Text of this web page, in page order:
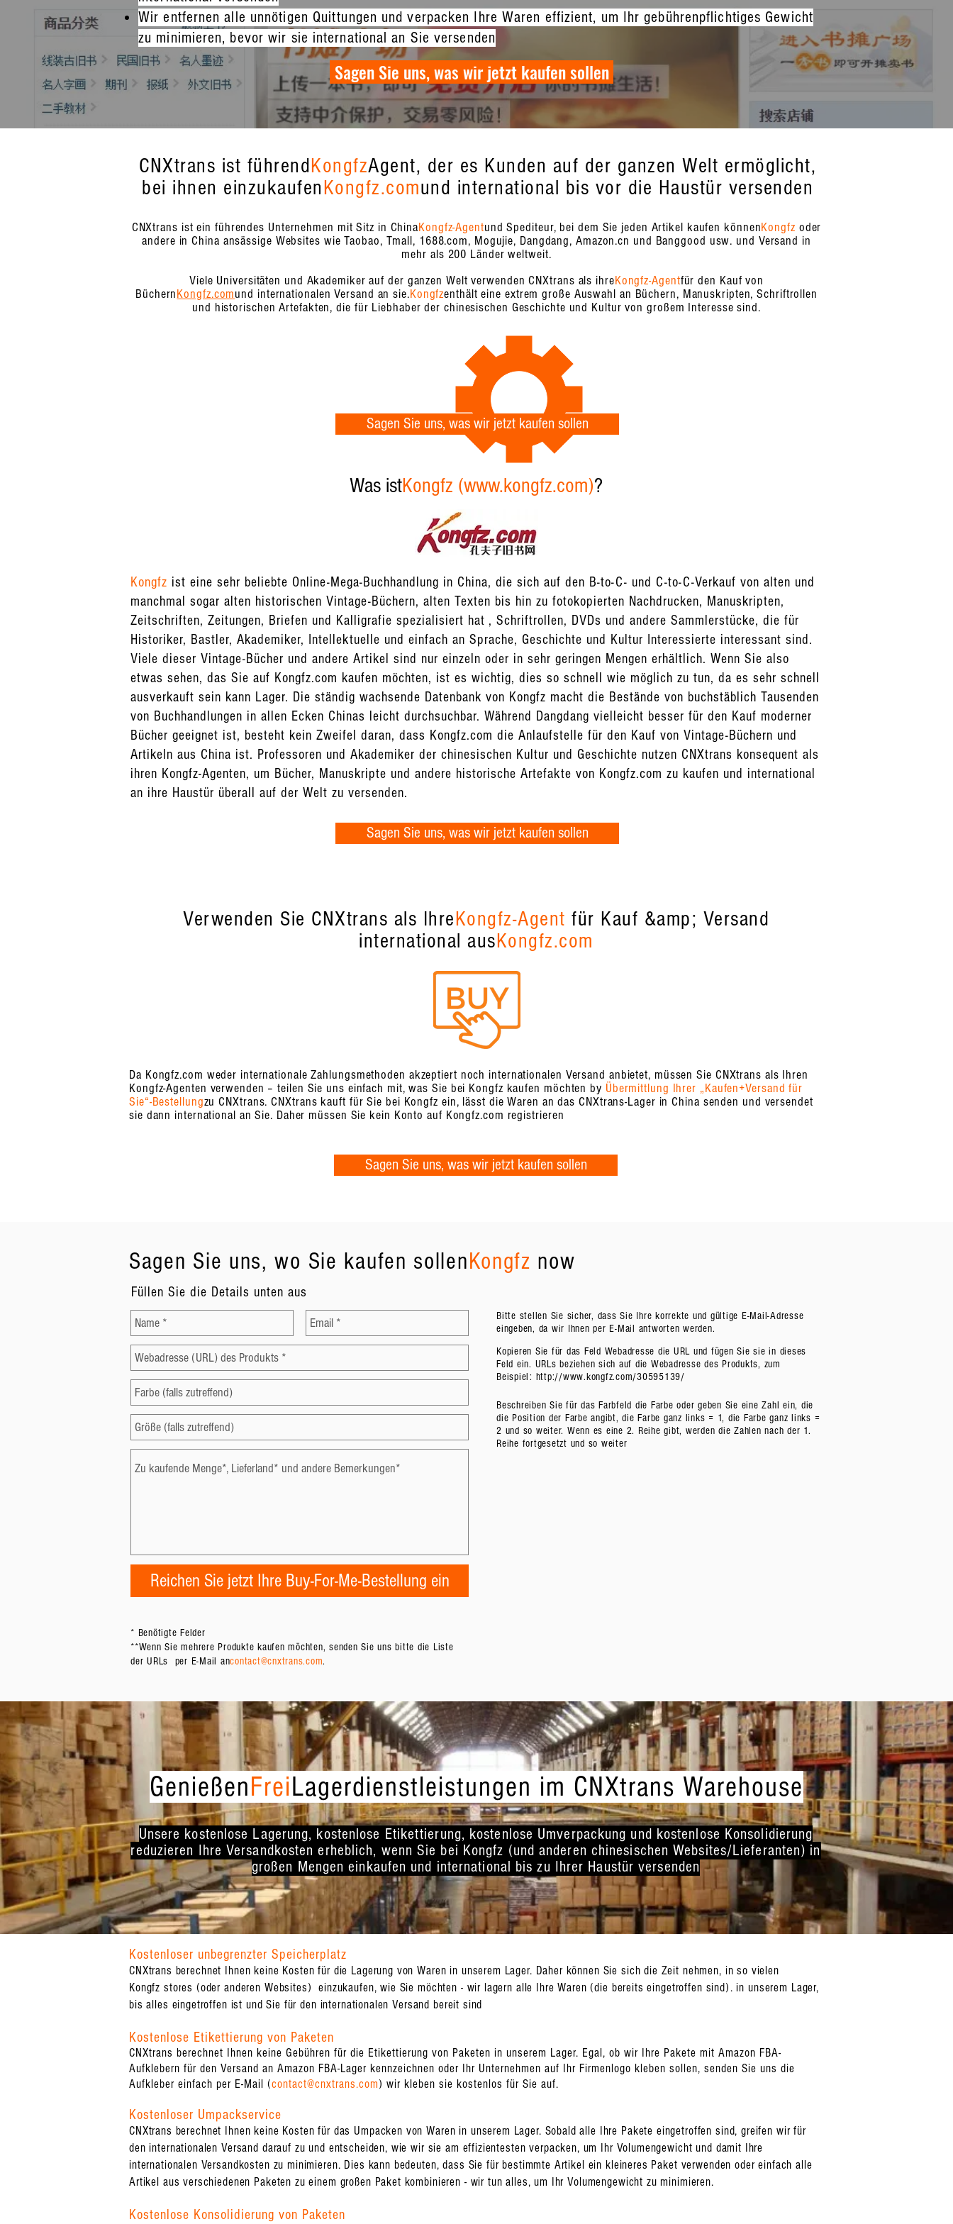
Wir entfernen alle unnötigen Quittungen und verpacken Ihre Waren effizient, um Ihr gebührenpflichtiges Gewicht
zu minimieren, bevor wir sie international an Sie versenden
Sagen Sie uns, was wir jetzt kaufen sollen
CNXtrans ist führendKongfzAgent, der es Kunden auf der ganzen Welt ermöglicht,
bei ihnen einzukaufenKongfz.comund international bis vor die Haustür versenden
CNXtrans ist ein führendes Unternehmen mit Sitz in ChinaKongfz-Agentund Spediteur, bei dem Sie jeden Artikel kaufen könnenKongfz oder
andere in China ansässige Websites wie Taobao, Tmall, 1688.com, Mogujie, Dangdang, Amazon.cn und Banggood usw. und Versand in
mehr als 200 Länder weltweit.
Viele Universitäten und Akademiker auf der ganzen Welt verwenden CNXtrans als ihreKongfz-Agentfür den Kauf von
BüchernKongfz.comund internationalen Versand an sie.Kongfzenthält eine extrem große Auswahl an Büchern, Manuskripten, Schriftrollen
und historischen Artefakten, die für Liebhaber der chinesischen Geschichte und Kultur von großem Interesse sind.
Sagen Sie uns, was wir jetzt kaufen sollen
Was istKongfz (www.kongfz.com)?
Kongfz ist eine sehr beliebte Online-Mega-Buchhandlung in China, die sich auf den B-to-C- und C-to-C-Verkauf von alten und
manchmal sogar alten historischen Vintage-Büchern, alten Texten bis hin zu fotokopierten Nachdrucken, Manuskripten,
Zeitschriften, Zeitungen, Briefen und Kalligrafie spezialisiert hat , Schriftrollen, DVDs und andere Sammlerstücke, die für
Historiker, Bastler, Akademiker, Intellektuelle und einfach an Sprache, Geschichte und Kultur Interessierte interessant sind.
Viele dieser Vintage-Bücher und andere Artikel sind nur einzeln oder in sehr geringen Mengen erhältlich. Wenn Sie also
etwas sehen, das Sie auf Kongfz.com kaufen möchten, ist es wichtig, dies so schnell wie möglich zu tun, da es sehr schnell
ausverkauft sein kann Lager. Die ständig wachsende Datenbank von Kongfz macht die Bestände von buchstäblich Tausenden
von Buchhandlungen in allen Ecken Chinas leicht durchsuchbar. Während Dangdang vielleicht besser für den Kauf moderner
Bücher geeignet ist, besteht kein Zweifel daran, dass Kongfz.com die Anlaufstelle für den Kauf von Vintage-Büchern und
Artikeln aus China ist. Professoren und Akademiker der chinesischen Kultur und Geschichte nutzen CNXtrans konsequent als
ihren Kongfz-Agenten, um Bücher, Manuskripte und andere historische Artefakte von Kongfz.com zu kaufen und international
an ihre Haustür überall auf der Welt zu versenden.
Sagen Sie uns, was wir jetzt kaufen sollen
Verwenden Sie CNXtrans als IhreKongfz-Agent für Kauf &amp; Versand
international ausKongfz.com
Da Kongfz.com weder internationale Zahlungsmethoden akzeptiert noch internationalen Versand anbietet, müssen Sie CNXtrans als Ihren
Kongfz-Agenten verwenden – teilen Sie uns einfach mit, was Sie bei Kongfz kaufen möchten by Übermittlung Ihrer „Kaufen+Versand für
Sie“-Bestellungzu CNXtrans. CNXtrans kauft für Sie bei Kongfz ein, lässt die Waren an das CNXtrans-Lager in China senden und versendet
sie dann international an Sie. Daher müssen Sie kein Konto auf Kongfz.com registrieren
Sagen Sie uns, was wir jetzt kaufen sollen
Sagen Sie uns, wo Sie kaufen sollenKongfz now
Füllen Sie die Details unten aus
Reichen Sie jetzt Ihre Buy-For-Me-Bestellung ein
Bitte stellen Sie sicher, dass Sie Ihre korrekte und gültige E-Mail-Adresse
eingeben, da wir Ihnen per E-Mail antworten werden.
Kopieren Sie für das Feld Webadresse die URL und fügen Sie sie in dieses
Feld ein. URLs beziehen sich auf die Webadresse des Produkts, zum
Beispiel: http://www.kongfz.com/30595139/
Beschreiben Sie für das Farbfeld die Farbe oder geben Sie eine Zahl ein, die
die Position der Farbe angibt, die Farbe ganz links = 1, die Farbe ganz links =
2 und so weiter. Wenn es eine 2. Reihe gibt, werden die Zahlen nach der 1.
Reihe fortgesetzt und so weiter
* Benötigte Felder
**Wenn Sie mehrere Produkte kaufen möchten, senden Sie uns bitte die Liste
der URLs per E-Mail ancontact@cnxtrans.com.
GenießenFreiLagerdienstleistungen im CNXtrans Warehouse
Unsere kostenlose Lagerung, kostenlose Etikettierung, kostenlose Umverpackung und kostenlose Konsolidierung
reduzieren Ihre Versandkosten erheblich, wenn Sie bei Kongfz (und anderen chinesischen Websites/Lieferanten) in
großen Mengen einkaufen und international bis zu Ihrer Haustür versenden
Kostenloser unbegrenzter Speicherplatz
CNXtrans berechnet Ihnen keine Kosten für die Lagerung von Waren in unserem Lager. Daher können Sie sich die Zeit nehmen, in so vielen
Kongfz stores (oder anderen Websites) einzukaufen, wie Sie möchten - wir lagern alle Ihre Waren (die bereits eingetroffen sind). in unserem Lager,
bis alles eingetroffen ist und Sie für den internationalen Versand bereit sind
Kostenlose Etikettierung von Paketen
CNXtrans berechnet Ihnen keine Gebühren für die Etikettierung von Paketen in unserem Lager. Egal, ob wir Ihre Pakete mit Amazon FBA-
Aufklebern für den Versand an Amazon FBA-Lager kennzeichnen oder Ihr Unternehmen auf Ihr Firmenlogo kleben sollen, senden Sie uns die
Aufkleber einfach per E-Mail (contact@cnxtrans.com) wir kleben sie kostenlos für Sie auf.
Kostenloser Umpackservice
CNXtrans berechnet Ihnen keine Kosten für das Umpacken von Waren in unserem Lager. Sobald alle Ihre Pakete eingetroffen sind, greifen wir für
den internationalen Versand darauf zu und entscheiden, wie wir sie am effizientesten verpacken, um Ihr Volumengewicht und damit Ihre
internationalen Versandkosten zu minimieren. Dies kann bedeuten, dass Sie für bestimmte Artikel ein kleineres Paket verwenden oder einfach alle
Artikel aus verschiedenen Paketen zu einem großen Paket kombinieren - wir tun alles, um Ihr Volumengewicht zu minimieren.
Kostenlose Konsolidierung von Paketen